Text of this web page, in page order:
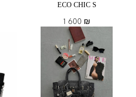
ECO CHIC S
1 600 ₪